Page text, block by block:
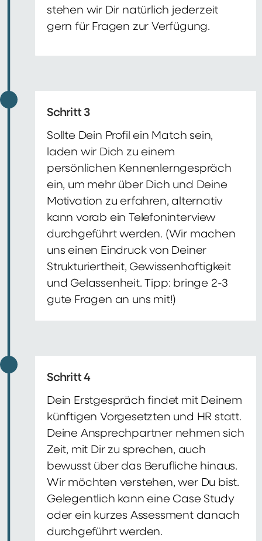
stehen wir Dir natürlich jederzeit
gern für Fragen zur Verfügung.
Schritt 3
Sollte Dein Profil ein Match sein,
laden wir Dich zu einem
persönlichen Kennenlerngespräch
ein, um mehr über Dich und Deine
Motivation zu erfahren, alternativ
kann vorab ein Telefoninterview
durchgeführt werden. (Wir machen
uns einen Eindruck von Deiner
Strukturiertheit, Gewissenhaftigkeit
und Gelassenheit. Tipp: bringe 2-3
gute Fragen an uns mit!)
Schritt 4
Dein Erstgespräch findet mit Deinem
künftigen Vorgesetzten und HR statt.
Deine Ansprechpartner nehmen sich
Zeit, mit Dir zu sprechen, auch
bewusst über das Berufliche hinaus.
Wir möchten verstehen, wer Du bist.
Gelegentlich kann eine Case Study
oder ein kurzes Assessment danach
durchgeführt werden.